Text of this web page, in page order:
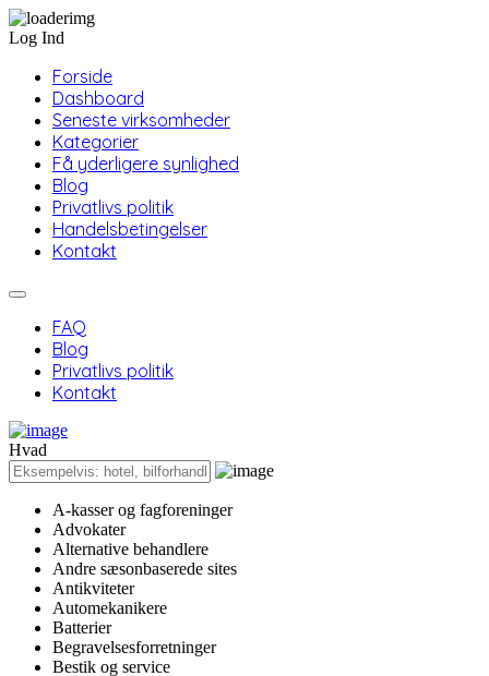
Log Ind
Forside
Dashboard
Seneste virksomheder
Kategorier
Få yderligere synlighed
Blog
Privatlivs politik
Handelsbetingelser
Kontakt
FAQ
Blog
Privatlivs politik
Kontakt
Hvad
A-kasser og fagforeninger
Advokater
Alternative behandlere
Andre sæsonbaserede sites
Antikviteter
Automekanikere
Batterier
Begravelsesforretninger
Bestik og service